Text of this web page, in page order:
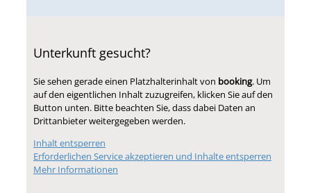
Unterkunft gesucht?
Sie sehen gerade einen Platzhalterinhalt von booking. Um
auf den eigentlichen Inhalt zuzugreifen, klicken Sie auf den
Button unten. Bitte beachten Sie, dass dabei Daten an
Drittanbieter weitergegeben werden.
Inhalt entsperren
Erforderlichen Service akzeptieren und Inhalte entsperren
Mehr Informationen